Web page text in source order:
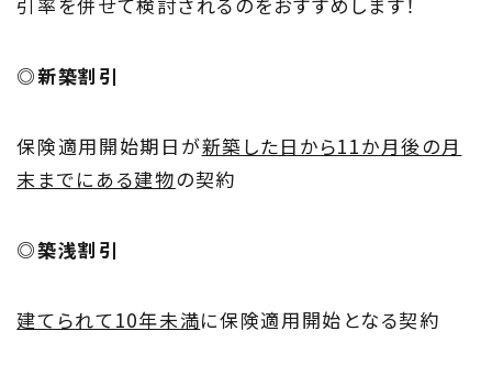
◎新築割引
保険適用開始期日が新築した日から11か月後の月
末までにある建物の契約
◎築浅割引
建てられて10年未満に保険適用開始となる契約